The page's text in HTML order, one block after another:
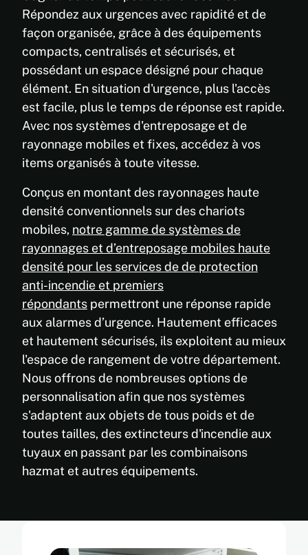
Répondez aux urgences avec rapidité et de
façon organisée, grâce à des équipements
compacts, centralisés et sécurisés, et
possédant un espace désigné pour chaque
élément. En situation d'urgence, plus l'accès
est facile, plus le temps de réponse est rapide.
Avec nos systèmes d'entreposage et de
rayonnage mobiles et fixes, accédez à vos
items organisés à toute vitesse.
Conçus en montant des rayonnages haute
densité conventionnels sur des chariots
mobiles, notre gamme de systèmes de
rayonnages et d’entreposage mobiles haute
densité pour les services de de protection
anti-incendie et premiers
répondants permettront une réponse rapide
aux alarmes d’urgence. Hautement efficaces
et hautement sécurisés, ils exploitent au mieux
l'espace de rangement de votre département.
Nous offrons de nombreuses options de
personnalisation afin que nos systèmes
s'adaptent aux objets de tous poids et de
toutes tailles, des extincteurs d'incendie aux
tuyaux en passant par les combinaisons
hazmat et autres équipements.